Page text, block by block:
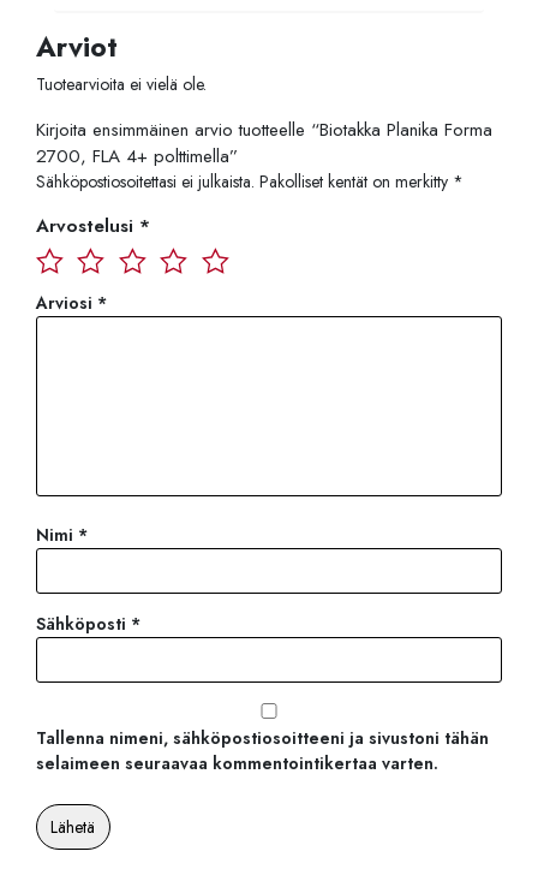
Arviot
Tuotearvioita ei vielä ole.
Kirjoita ensimmäinen arvio tuotteelle “Biotakka Planika Forma
2700, FLA 4+ polttimella”
Sähköpostiosoitettasi ei julkaista. Pakolliset kentät on merkitty *
Arvostelusi *
Arviosi *
Nimi *
Sähköposti *
Tallenna nimeni, sähköpostiosoitteeni ja sivustoni tähän
selaimeen seuraavaa kommentointikertaa varten.